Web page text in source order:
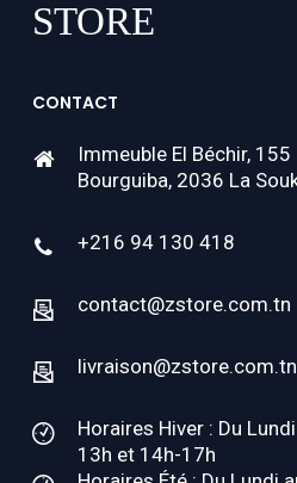
CONTACT
Immeuble El Béchir, 155
Bourguiba, 2036 La
+216 94 130 418
contact@zstore.com.tn
livraison@zstore.com.tn
Horaires Hiver : Du
13h et 14h-17h